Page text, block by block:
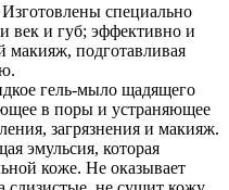
Изготовлены специально
век и губ; эффективно и
макияж, подготавливая
гель-мыло щадящего
в поры и устраняющее
загрязнения и макияж.
эмульсия, которая
коже. Не оказывает